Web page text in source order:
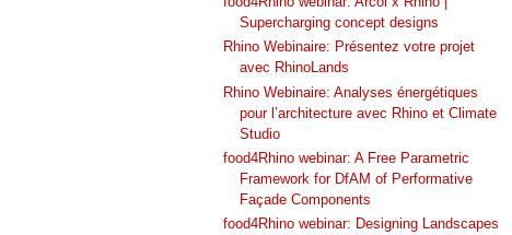
Supercharging concept designs
Rhino Webinaire: Présentez votre projet
avec RhinoLands
Rhino Webinaire: Analyses énergétiques
pour l’architecture avec Rhino et Climate
Studio
food4Rhino webinar: A Free Parametric
Framework for DfAM of Performative
Façade Components
food4Rhino webinar: Designing Landscapes